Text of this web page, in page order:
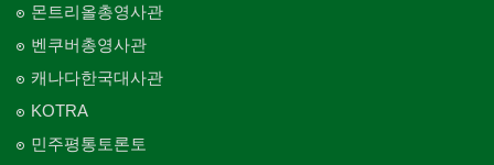
몬트리올총영사관
벤쿠버총영사관
캐나다한국대사관
KOTRA
민주평통토론토